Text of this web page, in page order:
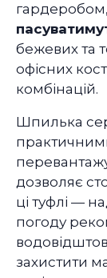
бежевих та
офісних
комбінацій.
Шпилька
дозволяє
ці туфлі —
погоду
захистити